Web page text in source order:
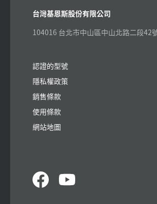
台灣基恩斯股份有限公司
104016 台北市中山區中山北路二段42
認證的型號
隱私權政策
銷售條款
使用條款
網站地圖